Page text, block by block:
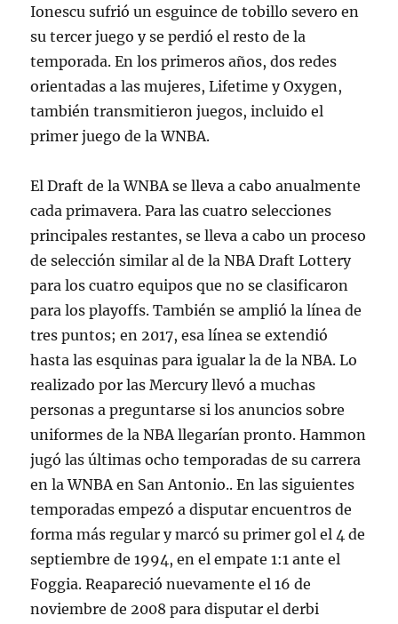
Ionescu sufrió un esguince de tobillo severo en
su tercer juego y se perdió el resto de la
temporada. En los primeros años, dos redes
orientadas a las mujeres, Lifetime y Oxygen,
también transmitieron juegos, incluido el
primer juego de la WNBA.
El Draft de la WNBA se lleva a cabo anualmente
cada primavera. Para las cuatro selecciones
principales restantes, se lleva a cabo un proceso
de selección similar al de la NBA Draft Lottery
para los cuatro equipos que no se clasificaron
para los playoffs. También se amplió la línea de
tres puntos; en 2017, esa línea se extendió
hasta las esquinas para igualar la de la NBA. Lo
realizado por las Mercury llevó a muchas
personas a preguntarse si los anuncios sobre
uniformes de la NBA llegarían pronto. Hammon
jugó las últimas ocho temporadas de su carrera
en la WNBA en San Antonio.. En las siguientes
temporadas empezó a disputar encuentros de
forma más regular y marcó su primer gol el 4 de
septiembre de 1994, en el empate 1:1 ante el
Foggia. Reapareció nuevamente el 16 de
noviembre de 2008 para disputar el derbi